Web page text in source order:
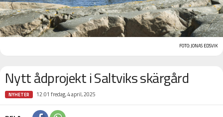
FOTO: JONAS EDSVIK
Nytt ådprojekt i Saltviks skärgård
NYHETER 12:01 fredag, 4 april, 2025